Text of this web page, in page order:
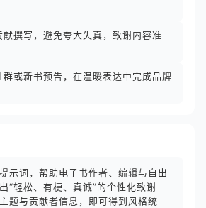
撰写，避免夸大失真，致谢内容准
或新书预告，在温暖表达中完成品牌
示词，帮助电子书作者、编辑与自出
“轻松、有梗、真诚”的个性化致谢
题与贡献者信息，即可得到风格统